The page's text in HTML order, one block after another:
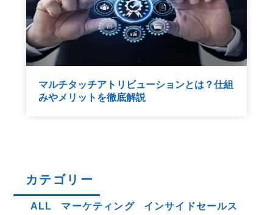
マルチタッチアトリビューションとは？仕組
みやメリットを徹底解説
カテゴリー
ALL マーケティング
インサイドセールス